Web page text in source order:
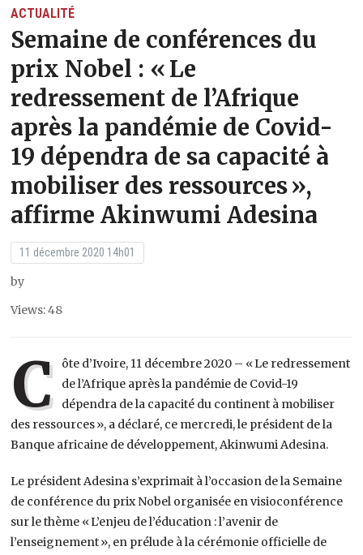
ACTUALITÉ
Semaine de conférences du
prix Nobel : « Le
redressement de l’Afrique
après la pandémie de Covid-
19 dépendra de sa capacité à
mobiliser des ressources »,
affirme Akinwumi Adesina
11 décembre 2020 14h01
by
Views: 48
C
ôte d’Ivoire, 11 décembre 2020 – « Le redressement
de l’Afrique après la pandémie de Covid-19
dépendra de la capacité du continent à mobiliser
des ressources », a déclaré, ce mercredi, le président de la
Banque africaine de développement, Akinwumi Adesina.
Le président Adesina s’exprimait à l’occasion de la Semaine
de conférence du prix Nobel organisée en visioconférence
sur le thème « L’enjeu de l’éducation : l’avenir de
l’enseignement », en prélude à la cérémonie officielle de